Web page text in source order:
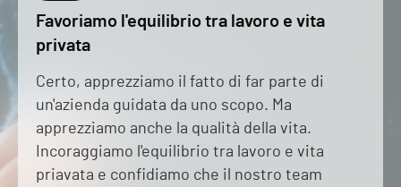
Favoriamo l'equilibrio tra lavoro e vita
privata
Certo, apprezziamo il fatto di far parte di
un'azienda guidata da uno scopo. Ma
apprezziamo anche la qualità della vita.
Incoraggiamo l'equilibrio tra lavoro e vita
priavata e confidiamo che il nostro team